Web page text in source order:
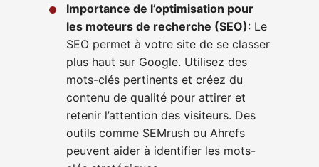
Importance de l’optimisation pour
les moteurs de recherche (SEO): Le
SEO permet à votre site de se classer
plus haut sur Google. Utilisez des
mots-clés pertinents et créez du
contenu de qualité pour attirer et
retenir l’attention des visiteurs. Des
outils comme SEMrush ou Ahrefs
peuvent aider à identifier les mots-